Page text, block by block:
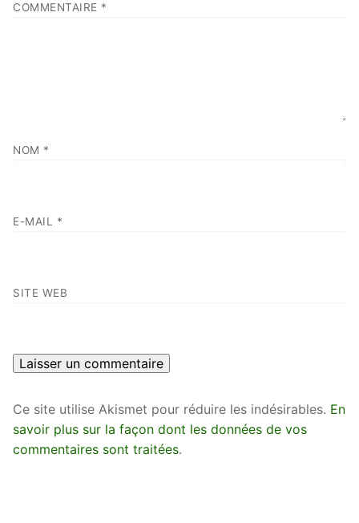
COMMENTAIRE *
NOM *
E-MAIL *
SITE WEB
Ce site utilise Akismet pour réduire les indésirables. En
savoir plus sur la façon dont les données de vos
commentaires sont traitées.